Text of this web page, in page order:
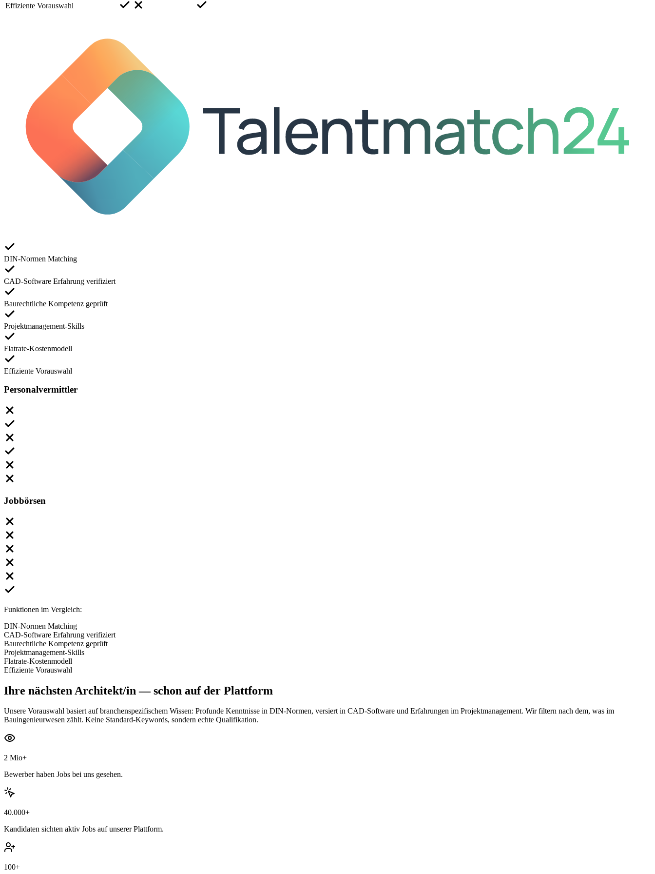
Effiziente Vorauswahl
DIN-Normen Matching
CAD-Software Erfahrung verifiziert
Baurechtliche Kompetenz geprüft
Projektmanagement-Skills
Flatrate-Kostenmodell
Effiziente Vorauswahl
Personalvermittler
Jobbörsen
Funktionen im Vergleich:
DIN-Normen Matching
CAD-Software Erfahrung verifiziert
Baurechtliche Kompetenz geprüft
Projektmanagement-Skills
Flatrate-Kostenmodell
Effiziente Vorauswahl
Ihre nächsten Architekt/in — schon auf der Plattform
Unsere Vorauswahl basiert auf branchenspezifischem Wissen: Profunde Kenntnisse in DIN-Normen, versiert in CAD-Software und Erfahrungen im Projektmanagement. Wir filtern nach dem, was im
Bauingenieurwesen zählt. Keine Standard-Keywords, sondern echte Qualifikation.
2 Mio+
Bewerber haben Jobs bei uns gesehen.
40.000+
Kandidaten sichten aktiv Jobs auf unserer Plattform.
100+